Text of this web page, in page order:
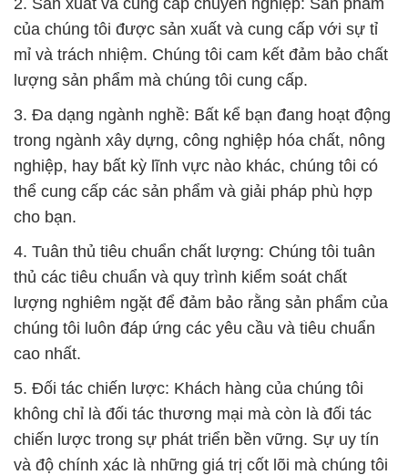
trong ngành xây dựng, công nghiệp hóa chất, nông
nghiệp, hay bất kỳ lĩnh vực nào khác, chúng tôi có
thể cung cấp các sản phẩm và giải pháp phù hợp
cho bạn.
4. Tuân thủ tiêu chuẩn chất lượng: Chúng tôi tuân
thủ các tiêu chuẩn và quy trình kiểm soát chất
lượng nghiêm ngặt để đảm bảo rằng sản phẩm của
chúng tôi luôn đáp ứng các yêu cầu và tiêu chuẩn
cao nhất.
5. Đối tác chiến lược: Khách hàng của chúng tôi
không chỉ là đối tác thương mại mà còn là đối tác
chiến lược trong sự phát triển bền vững. Sự uy tín
và độ chính xác là những giá trị cốt lõi mà chúng tôi
không bao giờ đánh mất.
6. Đội ngũ chuyên sâu: Đội ngũ nhân viên của
chúng tôi được đào tạo chuyên sâu trong lĩnh vực
hóa chất và luôn sẵn sàng để tư vấn và hỗ trợ bạn